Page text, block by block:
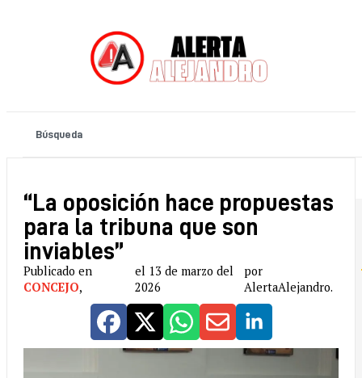
“La oposición hace propuestas
para la tribuna que son
inviables”
Publicado en
CONCEJO,
el 13 de marzo del
2026
por
AlertaAlejandro.